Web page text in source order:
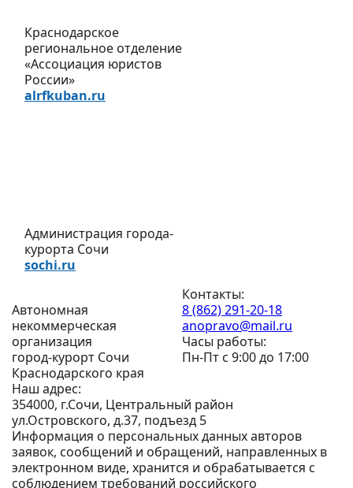
Краснодарское
региональное отделение
«Ассоциация юристов
России»
alrfkuban.ru
Администрация города-
курорта Сочи
sochi.ru
Автономная
некоммерческая
организация
город-курорт Сочи
Краснодарского края
Контакты:
8 (862) 291-20-18
anopravo@mail.ru
Часы работы:
Пн-Пт с 9:00 до 17:00
Наш адрес:
354000, г.Сочи, Центральный район
ул.Островского, д.37, подъезд 5
Информация о персональных данных авторов
заявок, сообщений и обращений, направленных в
электронном виде, хранится и обрабатывается с
соблюдением требований российского